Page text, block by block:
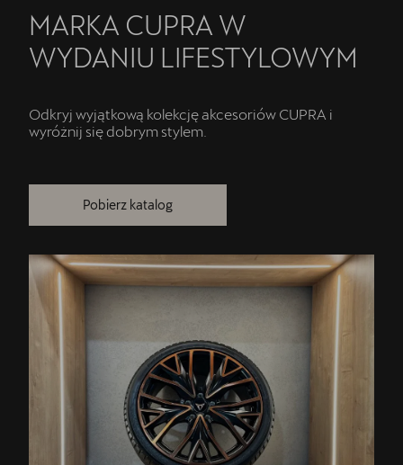
MARKA CUPRA W
WYDANIU LIFESTYLOWYM
Odkryj wyjątkową kolekcję akcesoriów CUPRA i
wyróżnij się dobrym stylem.
Pobierz katalog